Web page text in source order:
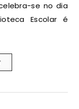
se no dia
Escolar é